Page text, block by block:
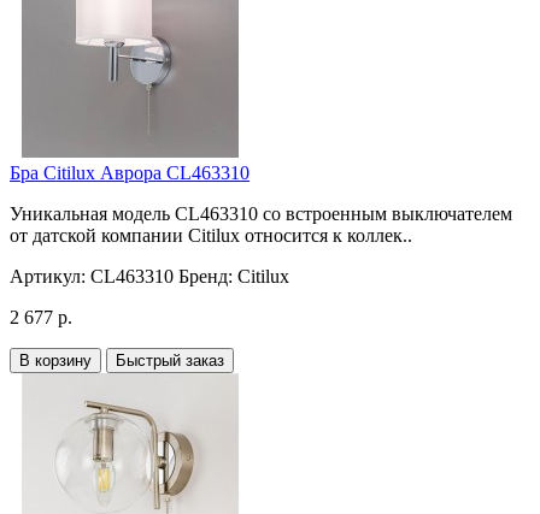
Бра Citilux Аврора CL463310
Уникальная модель CL463310 со встроенным выключателем
от датской компании Citilux относится к коллек..
Артикул: CL463310 Бренд: Citilux
2 677 р.
В корзину Быстрый заказ